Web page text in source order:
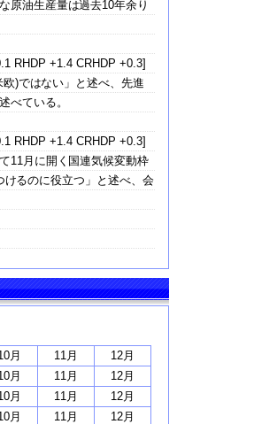
原油生産量は過去10年余り
RHDP +1.4 CRHDP +0.3]
)ではない」と述べ、先進
べている。
RHDP +1.4 CRHDP +0.3]
11月に開く国連気候変動枠
るのに役立つ」と述べ、会
月 11月
12月
月 11月
12月
月 11月
12月
月 11月
12月